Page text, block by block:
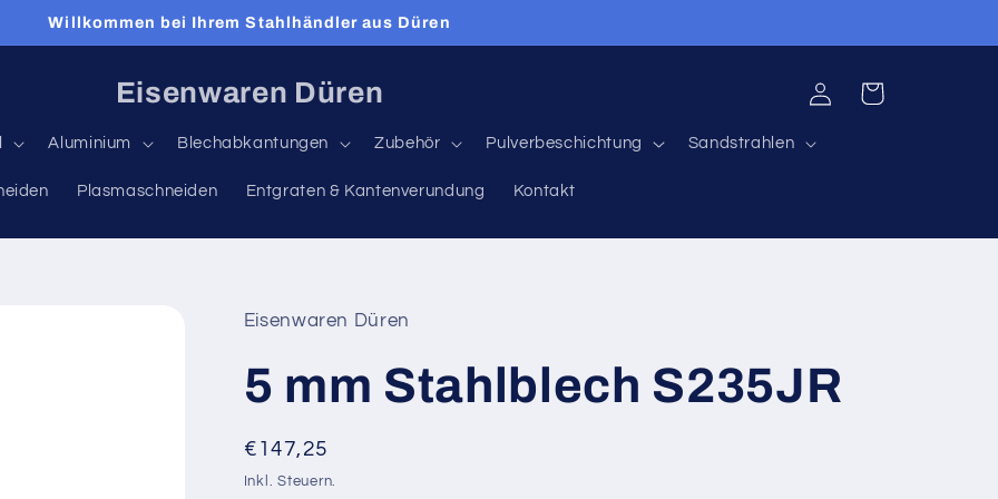
Willkommen bei Ihrem Stahlhändler aus Düren
Eisenwaren Düren
Aluminium Blechabkantungen Zubehör Pulverbeschichtung Sandstrahlen
Plasmaschneiden Entgraten & Kantenverundung Kontakt
EinloggenWarenkorb
Eisenwaren Düren
5 mm Stahlblech S235JR
Normaler
Preis
€147,25
Inkl. Steuern.